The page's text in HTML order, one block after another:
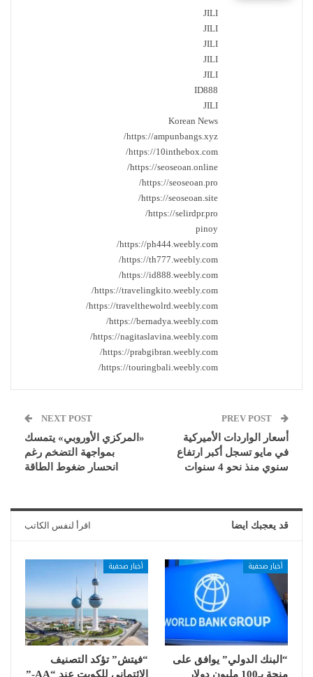
JILI
JILI
JILI
JILI
JILI
ID888
JILI
Korean News
https://ampunbangs.xyz/
https://10inthebox.com/
https://seoseoan.online/
https://seoseoan.pro/
https://seoseoan.site/
https://selirdpr.pro/
pinoy
https://ph444.weebly.com/
https://th777.weebly.com/
https://id888.weebly.com/
https://travelingkito.weebly.com/
https://travelthewolrd.weebly.com/
https://bernadya.weebly.com/
https://nagitaslavina.weebly.com/
https://prabgibran.weebly.com/
https://touringbali.weebly.com/
أسعار الواردات الأميركية
في مايو تسجل أكبر ارتفاع
سنوي منذ نحو 4 سنوات
NEXT POST
«المركزي الأوروبي» يتمسك
بمواجهة التضخم رغم
انحسار ضغوط الطاقة
قد يعجبك ايضا اقرأ لنفس الكاتب
أخبار صحفية
“البنك الدولي” يوافق على
منحة بـ100 مليون دولار
أخبار صحفية
“فيتش” تؤكد التصنيف
الائتماني للكويت عند “AA-”